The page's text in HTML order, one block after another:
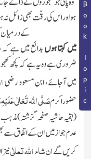
Book Topic ہو اور اس کی رقّت بھی زائل
کے
میں کہتا ہوںبدائع میں ہے
ضروری ہے وہ یہ ہے کہ کچھ
میں آجائے ، ابن مسعود رضی
حضور اکرمصَلَّی اللہ تَعَالٰی
(بقیہ حاشیہ صفحہ گزشتہ)مذہب
عدم جواز میں ان کے اتفاق
کریں گےان شاء الله تعالٰی